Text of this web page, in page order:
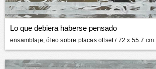
Lo que debiera haberse pensado
ensamblaje, óleo sobre placas offset/ 72 x 55.7 cm.